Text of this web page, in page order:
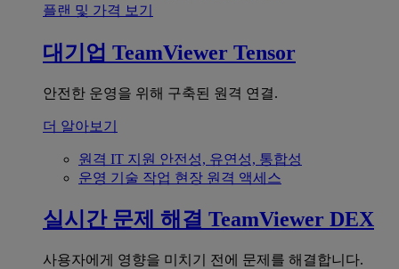
플랜 및 가격 보기
대기업 TeamViewer Tensor
안전한 운영을 위해 구축된 원격 연결.
더 알아보기
원격 IT 지원 안전성, 유연성, 통합성
운영 기술 작업 현장 원격 액세스
실시간 문제 해결 TeamViewer DEX
사용자에게 영향을 미치기 전에 문제를 해결합니다.